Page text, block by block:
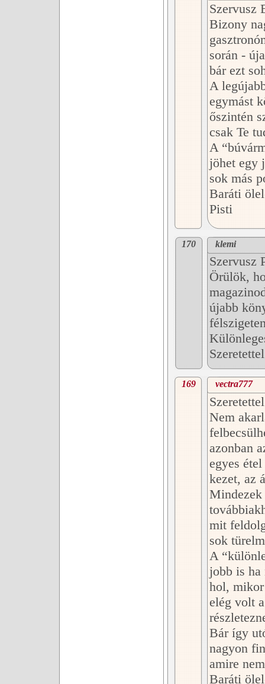
Szervusz
Bizony
során -
bár ezt
A
egymást
őszintén
csak Te
A
jöhet egy
sok más
Baráti
Pisti
170 klemi
Szervusz
Örülök,
újabb
169 vectra777
Nem
azonban
egyes
kezet, az
Mindezek
mit
sok
A
jobb is ha
hol,
elég volt
Bár így
nagyon
amire
Baráti